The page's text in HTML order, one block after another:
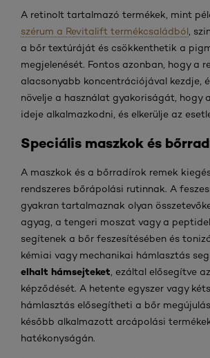
A retinolt tartalmazó termékek, mint
szérum a Revitalift termékcsaládból ,
a bőr textúráját és csökkenthetik a
megjelenését. Fontos azonban, hogy a
alacsonyabb koncentrációjával kezdje,
növelje a használat gyakoriságát, hogy
ideje alkalmazkodni, és elkerülje az
Speciális maszkok és
A maszkok és a bőrradírok remek
rendszeres bőrápolási rutinnak. A
gyakran tartalmaznak olyan
agyag, a tengeri moszat vagy a
segítenek a bőr feszesítésében és
kémiai vagy mechanikai hámlasztás
elhalt hámsejteket , ezáltal elősegítve
képződését. A hetente egyszer vagy
hámlasztás elősegítheti a bőr
később alkalmazott arcápolási
hatékonyságán.